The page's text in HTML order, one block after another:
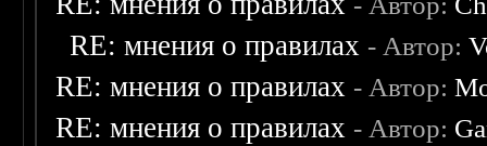
RE: мнения о правилах - Автор:
RE: мнения о правилах - Автор:
RE: мнения о правилах - Автор: